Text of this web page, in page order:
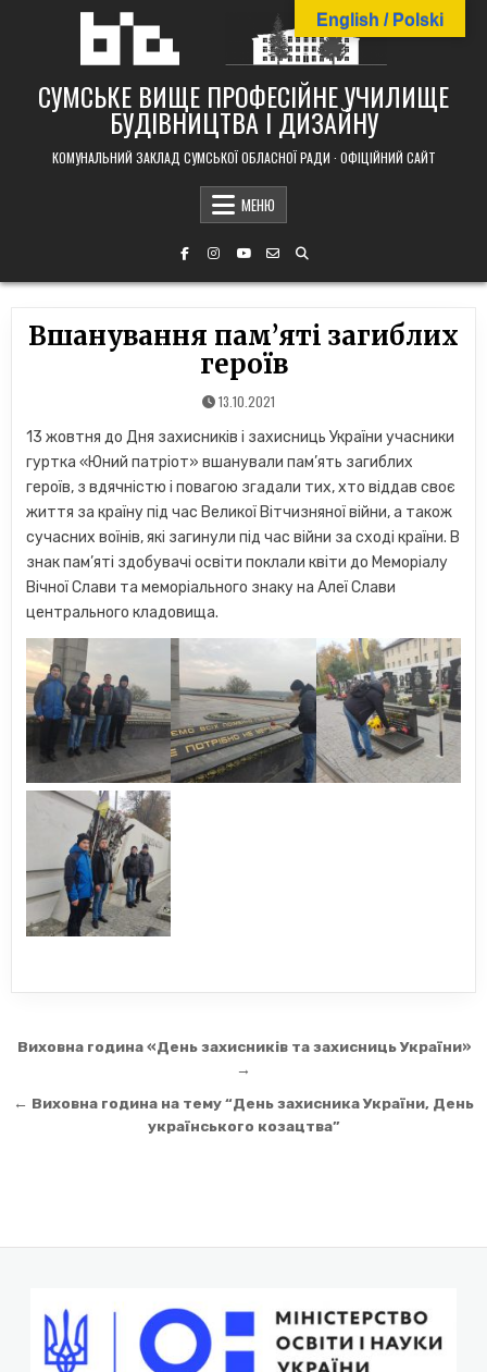
СУМСЬКЕ ВИЩЕ ПРОФЕСІЙНЕ УЧИЛИЩЕ
БУДІВНИЦТВА І ДИЗАЙНУ
КОМУНАЛЬНИЙ ЗАКЛАД СУМСЬКОЇ ОБЛАСНОЇ РАДИ · ОФІЦІЙНИЙ САЙТ
МЕНЮ
Вшанування пам’яті загиблих
героїв
13.10.2021
13 жовтня до Дня захисників і захисниць України учасники
гуртка «Юний патріот» вшанували пам’ять загиблих
героїв, з вдячністю і повагою згадали тих, хто віддав своє
життя за країну під час Великої Вітчизняної війни, а також
сучасних воїнів, які загинули під час війни за сході країни. В
знак пам’яті здобувачі освіти поклали квіти до Меморіалу
Вічної Слави та меморіального знаку на Алеї Слави
центрального кладовища.
Навігація
Виховна година «День захисників та захисниць України»
→
← Виховна година на тему “День захисника України, День
українського козацтва”
English / Polski